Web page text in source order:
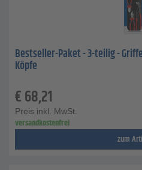
Bestseller-Paket - 3-teilig -
Köpfe
€68,21
Preis inkl. MwSt.
versandkostenfrei
zum